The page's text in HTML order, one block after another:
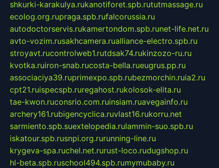
shkurki-karakulya.rukanotiforet.spb.rututmassage.ru
ecolog.org.rupraga.spb.rufalcorussia.ru
autodoctorservis.rukamertondom.spb.runet-life.net.ru
avto-vozim.rusakhcamera.rualliance-electro.spb.ru
stroyavt.rucontrolweb1.rutdsak74.rukinzozo-ru.ru
kvotka.ruiron-snab.rucosta-bella.rueugrus.pp.ru
associaciya39.ruprimexpo.spb.rubezmorchin.ruia2.ru
cpt21.ruispecspb.ruregahost.rukolosok-elita.ru
tae-kwon.ruconsrio.com.ruinsiam.ruavegainfo.ru
archery161.rubigencyclica.ruvlast16.rukorru.net
sarmiento.spb.suextelopedia.rulammin-suo.spb.ru
iskatour.spb.rusnpi.org.rurunning-line.ru
krygeva-spa.ruchel.net.rurust-loco.rudugshop.ru
hl-beta.spb.ruschool494.spb.rumymubaby.ru